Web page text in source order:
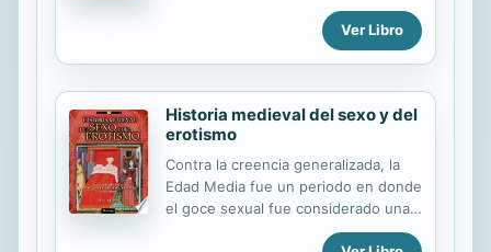
cultura, en los viajes... Y le llama la
atención. Todos a su alrededor la
emplean ¿por qué usted no? Si
usted se encuentra en esa edad en
la que después de haber disfrutado
de muchas cosas no quiere perderse
nada del mundo actual, acérquese a
la informática. Compruebe que no
sólo es un recurso escolar o laboral,
sino que es también para usted, al
que puede acceder con un poco de
Ver Libro
Historia medieval del sexo y del
erotismo
Contra la creencia generalizada, la
Edad Media fue un periodo en donde
el goce sexual fue considerado una
prioridad médica y se escribieron